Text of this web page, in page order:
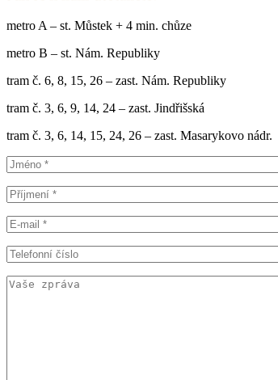
metro A – st. Můstek + 4 min. chůze
metro B – st. Nám. Republiky
tram č. 6, 8, 15, 26 – zast. Nám. Republiky
tram č. 3, 6, 9, 14, 24 – zast. Jindřišská
tram č. 3, 6, 14, 15, 24, 26 – zast. Masarykovo nádr.